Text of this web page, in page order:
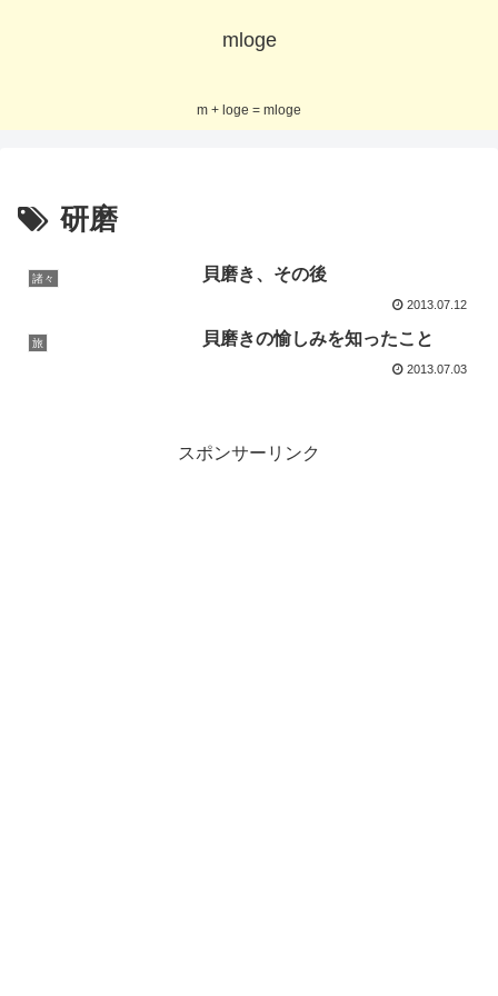
mloge
m + loge = mloge
研磨
諸々 貝磨き、その後
2013.07.12
旅 貝磨きの愉しみを知ったこと
2013.07.03
スポンサーリンク